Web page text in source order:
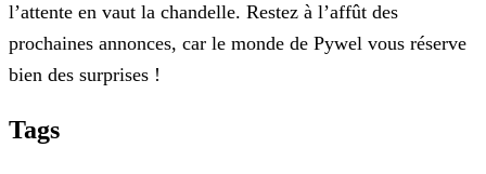
l’attente en vaut la chandelle. Restez à l’affût des
prochaines annonces, car le monde de Pywel vous réserve
bien des surprises !
Tags